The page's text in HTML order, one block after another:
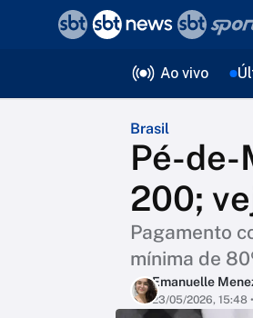
Ao vivo
Brasil
Pé-de-
200;
Pagamento
mínima de
Emanuelle
23/05/2026, 15:48
voltar
Editorias